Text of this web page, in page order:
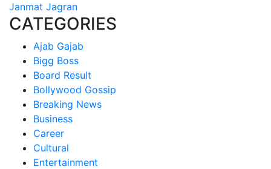
Janmat Jagran
CATEGORIES
Ajab Gajab
Bigg Boss
Board Result
Bollywood Gossip
Breaking News
Business
Career
Cultural
Entertainment